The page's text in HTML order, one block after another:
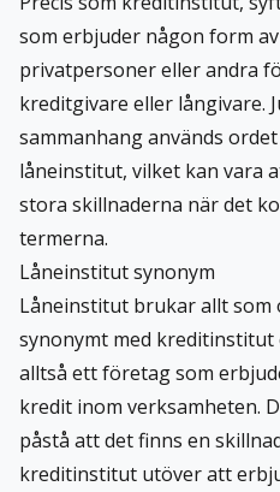
som erbjuder någon form
privatpersoner eller andra
kreditgivare eller långivare.
sammanhang används
låneinstitut, vilket kan vara
stora skillnaderna när det
termerna.
Låneinstitut synonym
Låneinstitut brukar allt som
synonymt med
alltså ett företag som
kredit inom verksamheten.
påstå att det finns en
kreditinstitut utöver att